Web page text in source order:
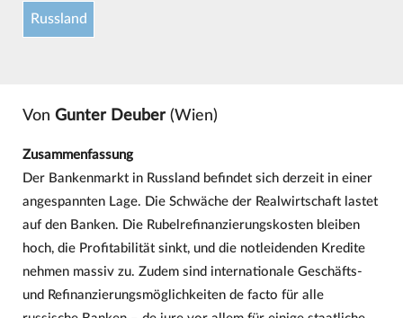
Russland
Von Gunter Deuber(Wien)
Zusammenfassung
Der Bankenmarkt in Russland befindet sich derzeit in einer
angespannten Lage. Die Schwäche der Realwirtschaft lastet
auf den Banken. Die Rubelrefinanzierungskosten bleiben
hoch, die Profitabilität sinkt, und die notleidenden Kredite
nehmen massiv zu. Zudem sind internationale Geschäfts-
und Refinanzierungsmöglichkeiten de facto für alle